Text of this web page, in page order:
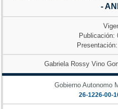
-
Publicación:
Gabriela Rossy Vino
Gobierno Autonomo
26-1226-00-